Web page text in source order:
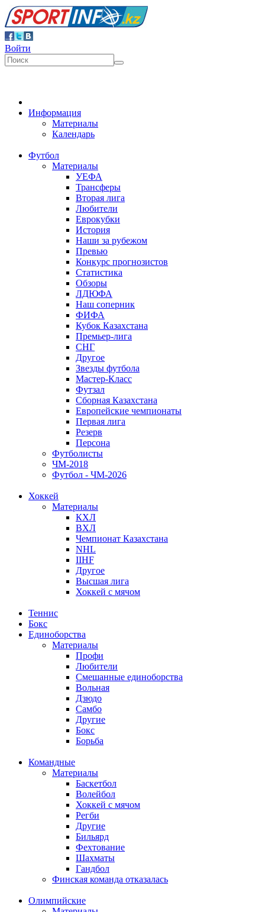
Войти
Информация
Материалы
Календарь
Футбол
Материалы
УЕФА
Трансферы
Вторая лига
Любители
Еврокубки
История
Наши за рубежом
Превью
Конкурс прогнозистов
Статистика
Обзоры
ЛДЮФА
Наш соперник
ФИФА
Кубок Казахстана
Премьер-лига
СНГ
Другое
Звезды футбола
Мастер-Класс
Футзал
Сборная Казахстана
Европейские чемпионаты
Первая лига
Резерв
Персона
Футболисты
ЧМ-2018
Футбол - ЧМ-2026
Хоккей
Материалы
КХЛ
ВХЛ
Чемпионат Казахстана
NHL
IIHF
Другое
Высшая лига
Хоккей с мячом
Теннис
Бокс
Единоборства
Материалы
Профи
Любители
Смешанные единоборства
Вольная
Дзюдо
Самбо
Другие
Бокс
Борьба
Командные
Материалы
Баскетбол
Волейбол
Хоккей с мячом
Регби
Другие
Бильярд
Фехтование
Шахматы
Гандбол
Финская команда отказалась
Олимпийские